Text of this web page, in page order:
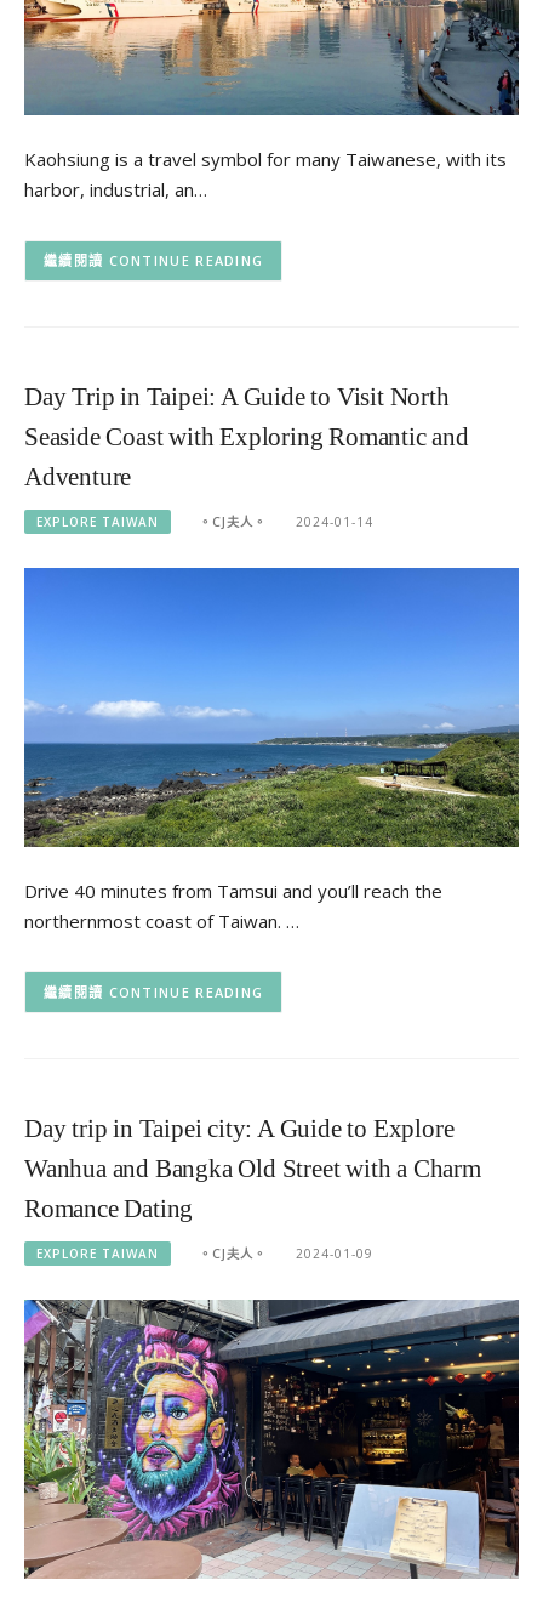
Kaohsiung is a travel symbol for many Taiwanese, with its
harbor, industrial, an…
CONTINUE READING
Day Trip in Taipei: A Guide to Visit North
Seaside Coast with Exploring Romantic and
Adventure
EXPLORE TAIWAN 。CJ夫人。 2024-01-14
Drive 40 minutes from Tamsui and you’ll reach the
northernmost coast of Taiwan. …
CONTINUE READING
Day trip in Taipei city: A Guide to Explore
Wanhua and Bangka Old Street with a Charm
Romance Dating
EXPLORE TAIWAN 。CJ夫人。 2024-01-09